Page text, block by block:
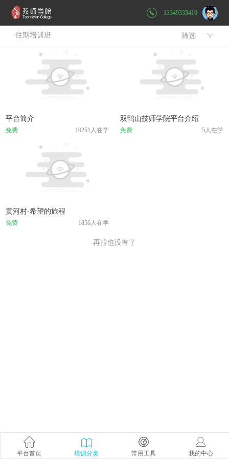
13349333410
往期培训班 
筛选
平台简介
免费 10251人在学
双鸭山技师学院平台介绍
免费 5人在学
黄河村-希望的旅程
免费 1856人在学
再拉也没有了
平台首页 培训分类 常用工具 我的中心